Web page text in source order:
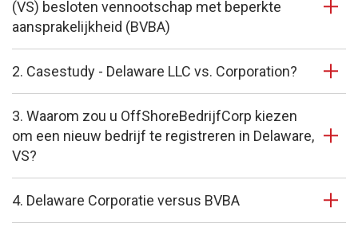
(VS) besloten vennootschap met beperkte
aansprakelijkheid (BVBA)
2. Casestudy - Delaware LLC vs. Corporation?
3. Waarom zou u OffShoreBedrijfCorp kiezen
om een nieuw bedrijf te registreren in Delaware,
VS?
4. Delaware Corporatie versus BVBA